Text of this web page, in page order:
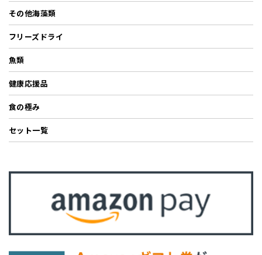
その他海藻類
フリーズドライ
魚類
健康応援品
食の極み
セット一覧